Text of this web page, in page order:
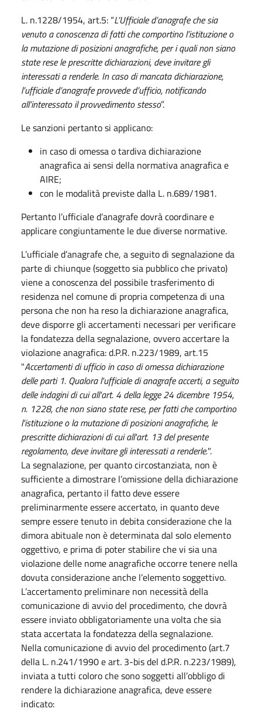
L. n.1228/1954, art.5: “L’Ufficiale d’anagrafe che sia
venuto a conoscenza di fatti che comportino l’istituzione o
la mutazione di posizioni anagrafiche, per i quali non siano
state rese le prescritte dichiarazioni, deve invitare gli
interessati a renderle. In caso di mancata dichiarazione,
l’ufficiale d’anagrafe provvede d’ufficio, notificando
all’interessato il provvedimento stesso”.
Le sanzioni pertanto si applicano:
in caso di omessa o tardiva dichiarazione
anagrafica ai sensi della normativa anagrafica e
AIRE;
con le modalità previste dalla L. n.689/1981.
Pertanto l’ufficiale d’anagrafe dovrà coordinare e
applicare congiuntamente le due diverse normative.
L’ufficiale d’anagrafe che, a seguito di segnalazione da
parte di chiunque (soggetto sia pubblico che privato)
viene a conoscenza del possibile trasferimento di
residenza nel comune di propria competenza di una
persona che non ha reso la dichiarazione anagrafica,
deve disporre gli accertamenti necessari per verificare
la fondatezza della segnalazione, ovvero accertare la
violazione anagrafica: d.P.R. n.223/1989, art.15
"Accertamenti di ufficio in caso di omessa dichiarazione
delle parti 1. Qualora l'ufficiale di anagrafe accerti, a seguito
delle indagini di cui all'art. 4 della legge 24 dicembre 1954,
n. 1228, che non siano state rese, per fatti che comportino
l'istituzione o la mutazione di posizioni anagrafiche, le
prescritte dichiarazioni di cui all'art. 13 del presente
regolamento, deve invitare gli interessati a renderle.".
La segnalazione, per quanto circostanziata, non è
sufficiente a dimostrare l’omissione della dichiarazione
anagrafica, pertanto il fatto deve essere
preliminarmente essere accertato, in quanto deve
sempre essere tenuto in debita considerazione che la
dimora abituale non è determinata dal solo elemento
oggettivo, e prima di poter stabilire che vi sia una
violazione delle nome anagrafiche occorre tenere nella
dovuta considerazione anche l’elemento soggettivo.
L’accertamento preliminare non necessità della
comunicazione di avvio del procedimento, che dovrà
essere inviato obbligatoriamente una volta che sia
stata accertata la fondatezza della segnalazione.
Nella comunicazione di avvio del procedimento (art.7
della L. n.241/1990 e art. 3-bis del d.P.R. n.223/1989),
inviata a tutti coloro che sono soggetti all’obbligo di
rendere la dichiarazione anagrafica, deve essere
indicato: